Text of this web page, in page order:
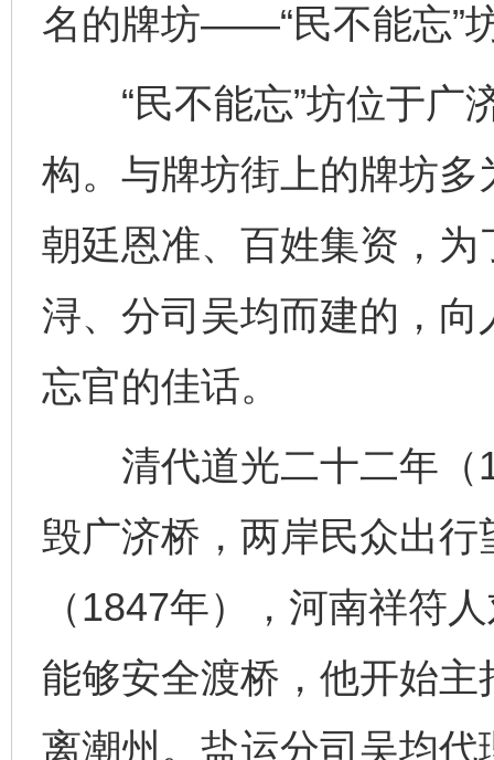
名的牌坊——“民不能忘”
“民不能忘”坊位于广
构。与牌坊街上的牌坊
朝廷恩准、百姓集资，
浔、分司吴均而建的，
忘官的佳话。
清代道光二十二年（
毁广济桥，两岸民众出
（1847年），河南祥符
能够安全渡桥，他开始
离潮州。盐运分司吴均